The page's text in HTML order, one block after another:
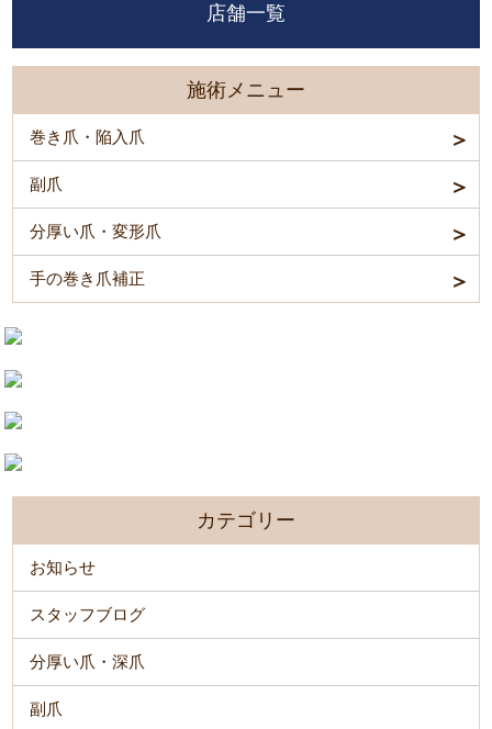
店舗一覧
施術メニュー
巻き爪・陥入爪
副爪
分厚い爪・変形爪
手の巻き爪補正
カテゴリー
お知らせ
スタッフブログ
分厚い爪・深爪
副爪